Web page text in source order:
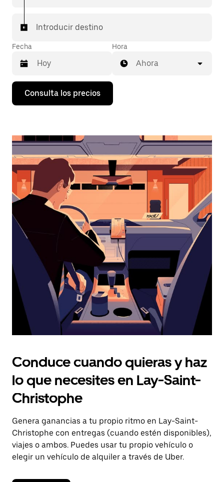
Introducir destino
Fecha
Pulsa
flecha
abrir
calendario
seleccionar
una
fecha.
Pulsa
el
botón
escape
el
calendario.
Hora
Ahora
Consulta los precios
Conduce cuando quieras y haz
lo que necesites en Lay-Saint-
Christophe
Genera ganancias a tu propio ritmo en Lay-Saint-
Christophe con entregas (cuando estén disponibles),
viajes o ambos. Puedes usar tu propio vehículo o
elegir un vehículo de alquiler a través de Uber.